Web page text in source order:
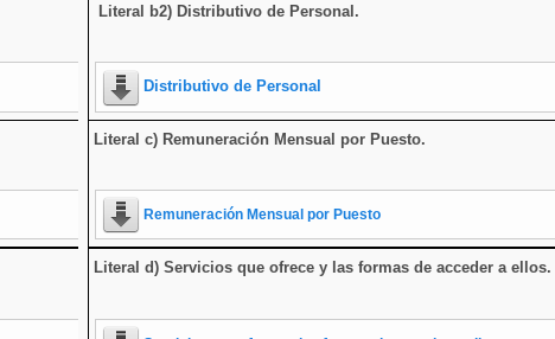
Literal b2) Distributivo de Personal.
Distributivo de Personal
Literal c) Remuneración Mensual por Puesto.
Remuneración Mensual por Puesto
Literal d) Servicios que ofrece y las formas de acceder a ellos.